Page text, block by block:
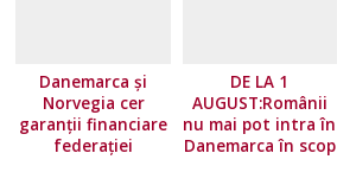
Danemarca și
Norvegia cer
garanții financiare
federației
DE LA 1
AUGUST:Românii
nu mai pot intra în
Danemarca în scop